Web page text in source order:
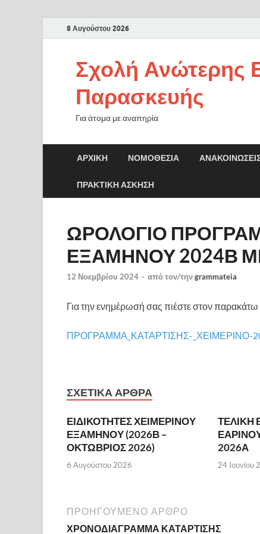
8 Αυγούστου 2026
Σχολή Ανώτερης
Παρασκευής
Για άτομα με αναπηρία
ΑΡΧΙΚΉ ΝΟΜΟΘΕΣΊΑ
ΠΡΑΚΤΙΚΗ ΑΣΚΗΣΗ
ΩΡΟΛΟΓΙΟ
ΕΞΑΜΗΝΟΥ 2024Β
12 Νοεμβρίου 2024 - από τον/τηνgrammateia
Για την ενημέρωσή σας πιέστε στον
ΠΡΟΓΡΑΜΜΑ_ΚΑΤΑΡΤΙΣΗΣ-_ΧΕΙΜΕΡΙΝΟ-
ΣΧΕΤΙΚΆ ΆΡΘΡΑ
ΕΙΔΙΚΟΤΗΤΕΣ ΧΕΙΜΕΡΙΝΟΥ
ΕΞΑΜΗΝΟΥ (2026Β –
ΟΚΤΩΒΡΙΟΣ 2026)
6 Αυγούστου 2026
ΤΕΛΙΚΗ
2026Α
24 Ιουνίου
ΠΡΟΗΓΟΎΜΕΝΟ ΆΡΘΡΟ
ΧΡΟΝΟΔΙΑΓΡΑΜΜΑ ΚΑΤΑΡΤΙΣΗΣ